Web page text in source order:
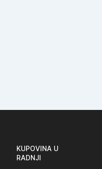
KUPOVINA U
RADNJI